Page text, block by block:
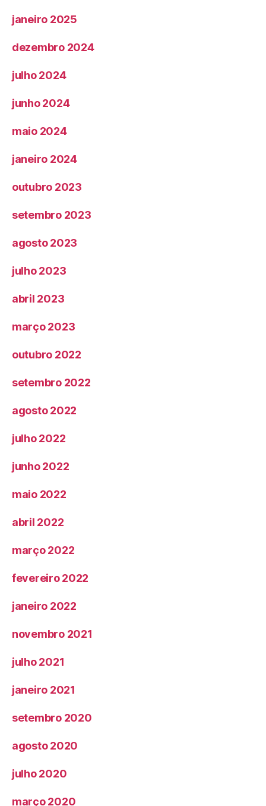
janeiro 2025
dezembro 2024
julho 2024
junho 2024
maio 2024
janeiro 2024
outubro 2023
setembro 2023
agosto 2023
julho 2023
abril 2023
março 2023
outubro 2022
setembro 2022
agosto 2022
julho 2022
junho 2022
maio 2022
abril 2022
março 2022
fevereiro 2022
janeiro 2022
novembro 2021
julho 2021
janeiro 2021
setembro 2020
agosto 2020
julho 2020
março 2020